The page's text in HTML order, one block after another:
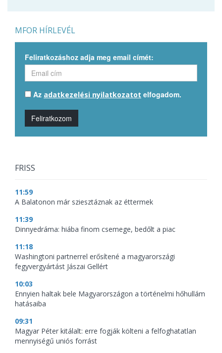
MFOR HÍRLEVÉL
Feliratkozáshoz adja meg email címét:
Az adatkezelési nyilatkozatot elfogadom.
Feliratkozom
FRISS
11:59
A Balatonon már sziesztáznak az éttermek
11:39
Dinnyedráma: hiába finom csemege, bedőlt a piac
11:18
Washingtoni partnerrel erősítené a magyarországi
fegyvergyártást Jászai Gellért
10:03
Ennyien haltak bele Magyarországon a történelmi hőhullám
hatásaiba
09:31
Magyar Péter kitálalt: erre fogják költeni a felfoghatatlan
mennyiségű uniós forrást